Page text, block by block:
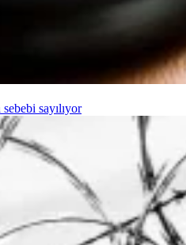
sayılıyor